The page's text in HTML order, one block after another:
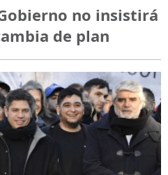
no insistirá
de plan